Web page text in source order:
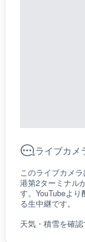
ライブカメ
このライブカメ
港第2ターミナル
す。YouTubeよ
る生中継です。
天気・積雪を確